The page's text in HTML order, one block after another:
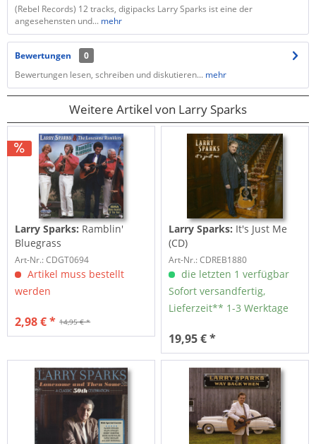
(Rebel Records) 12 tracks, digipacks Larry Sparks ist eine der
angesehensten und... mehr
Bewertungen
0
Bewertungen lesen, schreiben und diskutieren... mehr
Weitere Artikel von Larry Sparks
Larry Sparks: Ramblin'
Bluegrass
Art-Nr.: CDGT0694
Artikel muss bestellt
werden
14,95 € *
2,98 € *
Larry Sparks: It's Just Me
(CD)
Art-Nr.: CDREB1880
die letzten 1 verfügbar
Sofort versandfertig,
Lieferzeit** 1-3 Werktage
19,95 € *